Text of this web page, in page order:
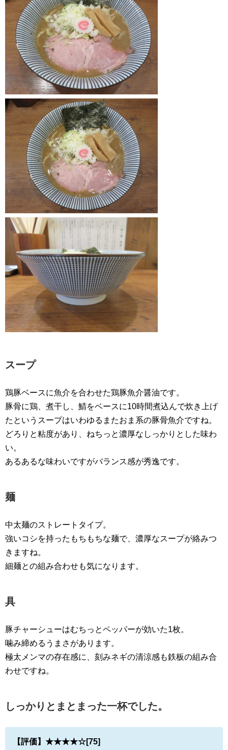
スープ
鶏豚ベースに魚介を合わせた鶏豚魚介醤油です。
豚骨に鶏、煮干し、鯖をベースに10時間煮込んで炊き上げ
たというスープはいわゆるまたおま系の豚骨魚介ですね。
どろりと粘度があり、ねちっと濃厚なしっかりとした味わ
い。
あるあるな味わいですがバランス感が秀逸です。
麺
中太麺のストレートタイプ。
強いコシを持ったもちもちな麺で、濃厚なスープが絡みつ
きますね。
細麺との組み合わせも気になります。
具
豚チャーシューはむちっとペッパーが効いた1枚。
噛み締めるうまさがあります。
極太メンマの存在感に、刻みネギの清涼感も鉄板の組み合
わせですね。
しっかりとまとまった一杯でした。
【評価】★★★★☆[75]